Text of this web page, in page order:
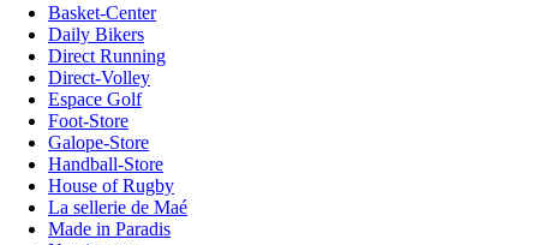
Basket-Center
Daily Bikers
Direct Running
Direct-Volley
Espace Golf
Foot-Store
Galope-Store
Handball-Store
House of Rugby
La sellerie de Maé
Made in Paradis